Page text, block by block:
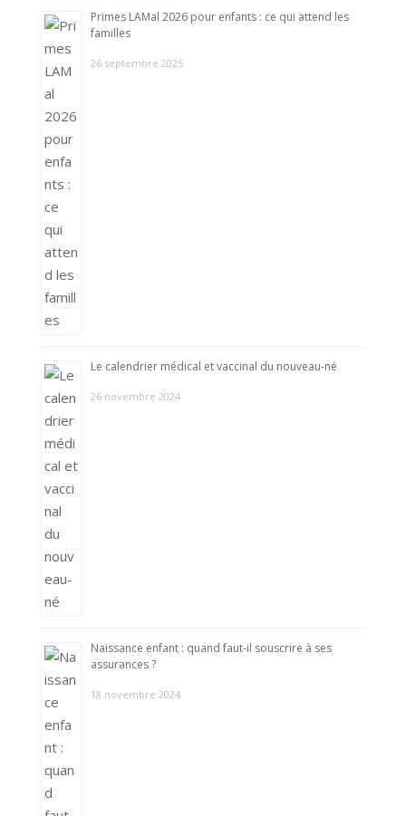
Primes LAMal 2026 pour enfants : ce qui attend les
familles
26 septembre 2025
Le calendrier médical et vaccinal du nouveau-né
26 novembre 2024
Naissance enfant : quand faut-il souscrire à ses
assurances ?
18 novembre 2024